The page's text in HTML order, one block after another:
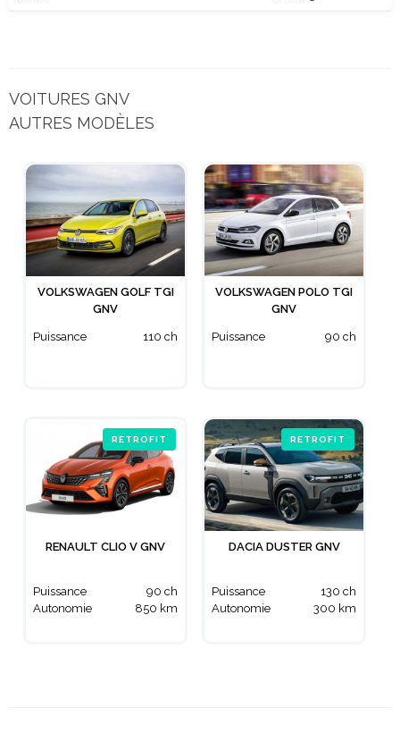
VOITURES GNV
AUTRES MODÈLES
VOLKSWAGEN GOLF TGI
GNV
Puissance 110 ch
VOLKSWAGEN POLO TGI
GNV
Puissance 90 ch
RETROFIT
RENAULT CLIO V GNV
Puissance
90 ch
Autonomie
850 km
RETROFIT
DACIA DUSTER GNV
Puissance
130 ch
Autonomie
300 km